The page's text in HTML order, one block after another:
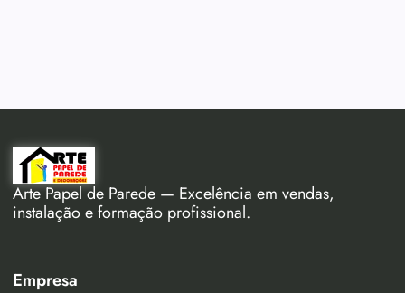
Arte Papel de Parede — Excelência em vendas,
instalação e formação profissional.
Empresa